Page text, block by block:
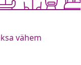
vähem